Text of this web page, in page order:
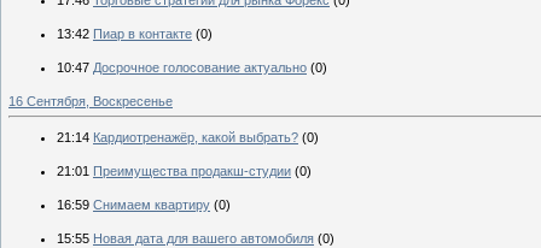
13:42 Пиар в контакте (0)
10:47 Досрочное голосование актуально (0)
16 Сентября, Воскресенье
21:14 Кардиотренажёр, какой выбрать? (0)
21:01 Преимущества продакш-студии (0)
16:59 Снимаем квартиру (0)
15:55 Новая дата для вашего автомобиля (0)